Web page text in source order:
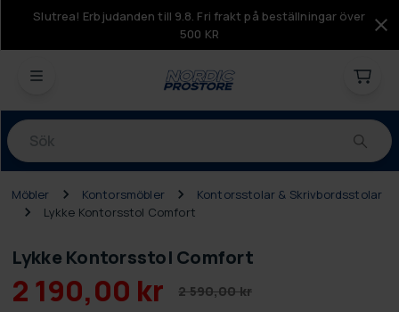
Slutrea! Erbjudanden till 9.8. Fri frakt på beställningar över
500 KR
Produkter
Möbler Kontorsmöbler
Kontorsstolar & Skrivbordsstolar
Lykke Kontorsstol Comfort
Lykke Kontorsstol Comfort
2 190,00 kr 2 590,00 kr